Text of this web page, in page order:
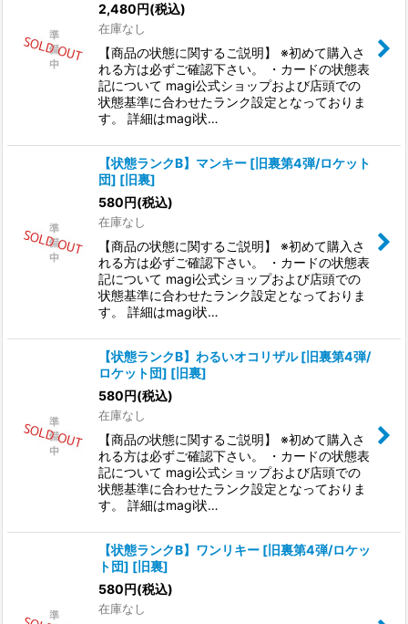
2,480円(税込)
在庫なし
【商品の状態に関するご説明】 ※初めて購入さ
れる方は必ずご確認下さい。 ・カードの状態表
記について magi公式ショップおよび店頭での
状態基準に合わせたランク設定となっておりま
す。 詳細はmagi状…
【状態ランクB】マンキー [旧裏第4弾/ロケット
団] [旧裏]
580円(税込)
在庫なし
【商品の状態に関するご説明】 ※初めて購入さ
れる方は必ずご確認下さい。 ・カードの状態表
記について magi公式ショップおよび店頭での
状態基準に合わせたランク設定となっておりま
す。 詳細はmagi状…
【状態ランクB】わるいオコリザル [旧裏第4弾/
ロケット団] [旧裏]
580円(税込)
在庫なし
【商品の状態に関するご説明】 ※初めて購入さ
れる方は必ずご確認下さい。 ・カードの状態表
記について magi公式ショップおよび店頭での
状態基準に合わせたランク設定となっておりま
す。 詳細はmagi状…
【状態ランクB】ワンリキー [旧裏第4弾/ロケッ
ト団] [旧裏]
580円(税込)
在庫なし